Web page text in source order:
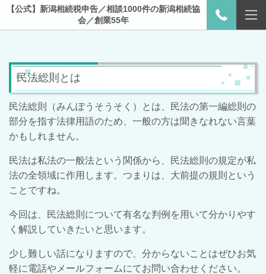
【公式】新潟相続税申告／相談1000件の新潟相続協
会／創業55年
民法総則とは
民法総則（みんぽうそうそく）とは、民法の第一編総則の
部分を指す法律用語のため、 一般の方は聞きなれない言葉
かもしれません。
民法は私法の一般法という関係から、民法総則の規定が私
法の全領域に作用します。つまりは、大前提の規則という
ことですね。
今回は、民法総則について有名な判例を用いて分かりやす
く解説していきたいと思います。
少し難しい話になりますので、分からないことはぜひお気
軽に電話やメールフォームにてお問い合わせください。